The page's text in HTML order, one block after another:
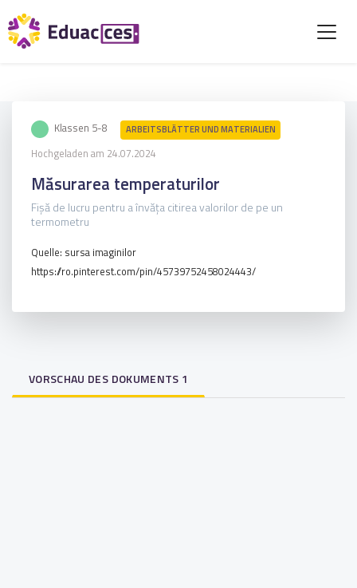
Klassen 5-8 ARBEITSBLÄTTER UND MATERIALIEN
Hochgeladen am 24.07.2024
Măsurarea temperaturilor
Fișă de lucru pentru a învăța citirea valorilor de pe un
termometru
Quelle: sursa imaginilor
https://ro.pinterest.com/pin/45739752458024443/
VORSCHAU DES DOKUMENTS 1